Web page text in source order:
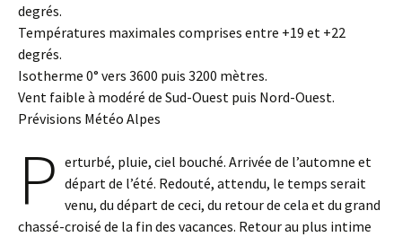
degrés.
Températures maximales comprises entre +19 et +22
degrés.
Isotherme 0° vers 3600 puis 3200 mètres.
Vent faible à modéré de Sud-Ouest puis Nord-Ouest.
Prévisions Météo Alpes
P erturbé, pluie, ciel bouché. Arrivée de l’automne et
départ de l’été. Redouté, attendu, le temps serait
venu, du départ de ceci, du retour de cela et du grand
chassé-croisé de la fin des vacances. Retour au plus intime